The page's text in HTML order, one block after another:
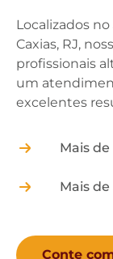
Localizados
Caxias, RJ,
profissionais
um
excelentes
Mais
Mais
Conte